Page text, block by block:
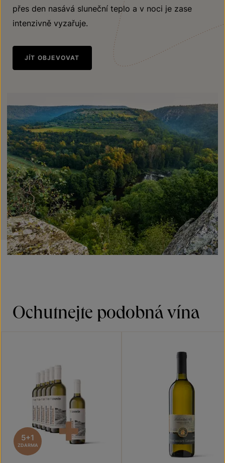
přes den nasává sluneční teplo a v noci je zase
intenzivně vyzařuje.
JÍT OBJEVOVAT
Ochutnejte podobná vína
5+1
ZDARMA